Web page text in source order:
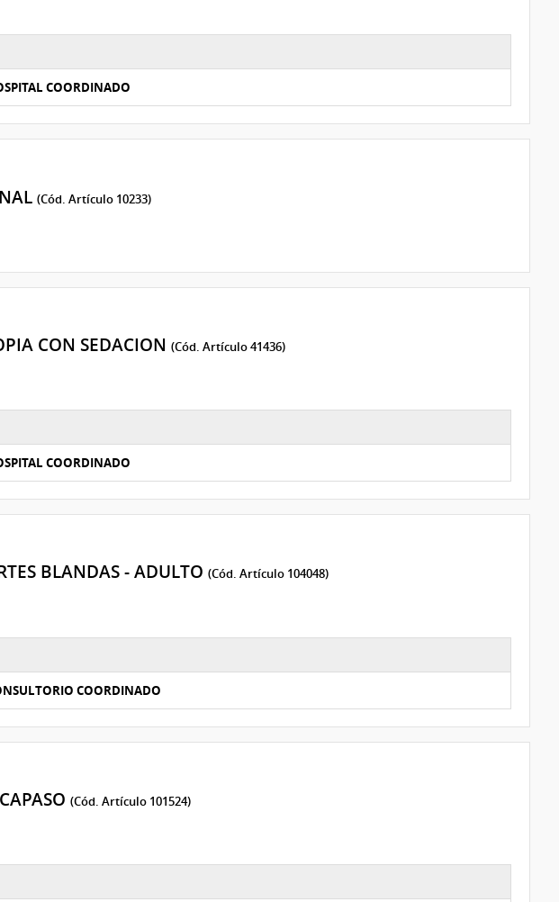
COORDINADO
(Cód. Artículo 10233)
CON SEDACION (Cód. Artículo 41436)
COORDINADO
BLANDAS - ADULTO (Cód. Artículo 104048)
COORDINADO
(Cód. Artículo 101524)